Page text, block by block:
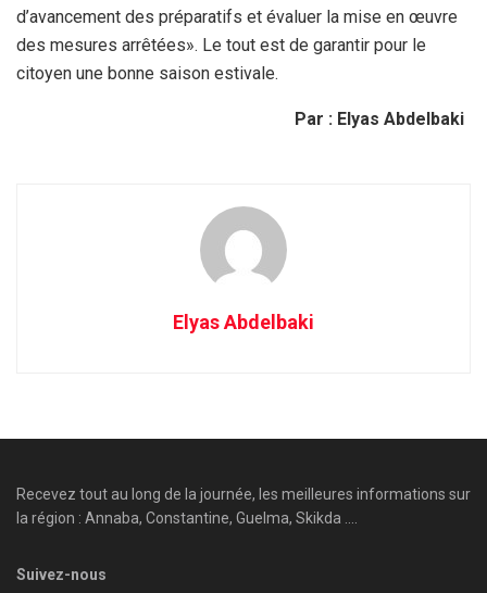
d’avancement des préparatifs et évaluer la mise en œuvre
des mesures arrêtées». Le tout est de garantir pour le
citoyen une bonne saison estivale.
Par : Elyas Abdelbaki
Elyas Abdelbaki
Recevez tout au long de la journée, les meilleures informations sur
la région : Annaba, Constantine, Guelma, Skikda ....
Suivez-nous